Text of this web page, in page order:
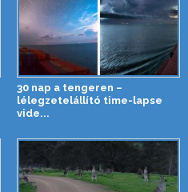
30 nap a tengeren –
lélegzetelállító time-lapse
vide...